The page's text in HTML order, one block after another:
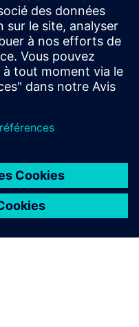
that uses AI and
energy use in
costs, and supporting